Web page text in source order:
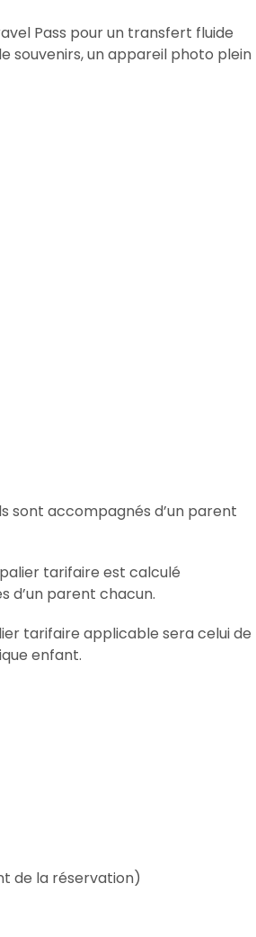
Pass pour un transfert fluide
souvenirs, un appareil photo plein
sont accompagnés d’un parent
tarifaire est calculé
d’un parent chacun.
tarifaire applicable sera celui de
enfant.
de la réservation)